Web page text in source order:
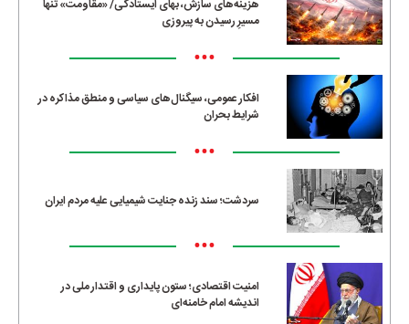
هزینه‌های سازش، بهای ایستادگی/ «مقاومت» تنها
مسیرِ رسیدن به پیروزی
•••
افکار عمومی، سیگنال‌های سیاسی و منطق مذاکره در
شرایط بحران
•••
سردشت؛ سند زنده جنایت شیمیایی علیه مردم ایران
•••
امنیت اقتصادی؛ ستون پایداری و اقتدار ملی در
اندیشه امام خامنه‌ای